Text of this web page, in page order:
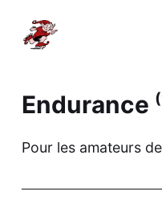
Endurance
Pour les amateurs